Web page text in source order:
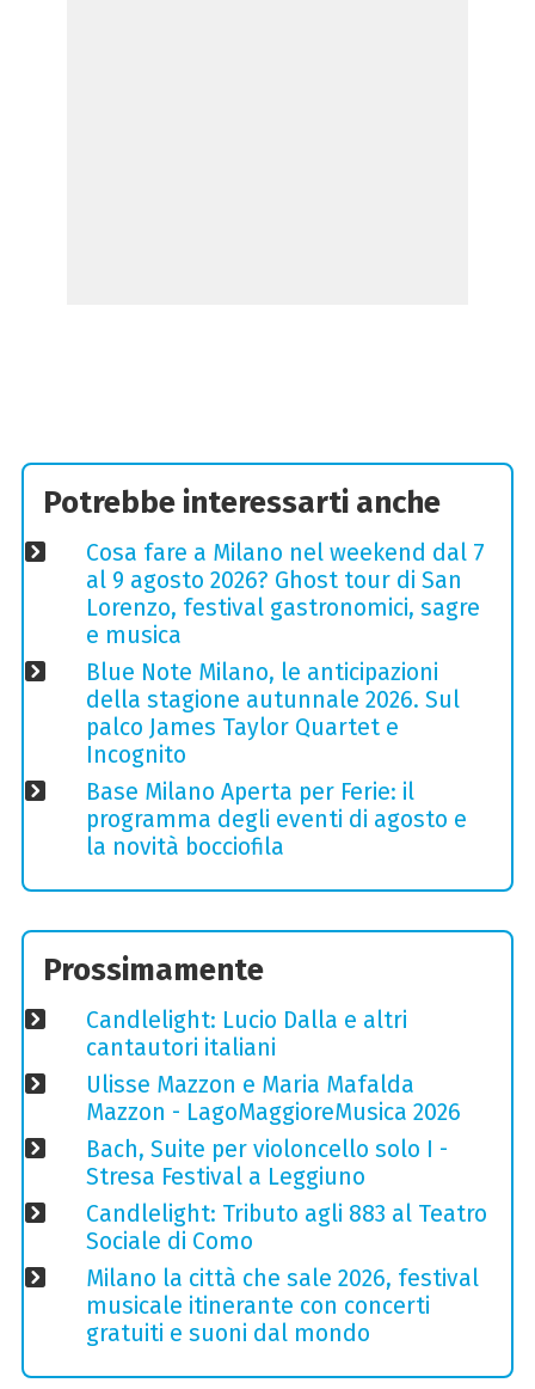
Potrebbe interessarti anche
Cosa fare a Milano nel weekend dal 7
al 9 agosto 2026? Ghost tour di San
Lorenzo, festival gastronomici, sagre
e musica
Blue Note Milano, le anticipazioni
della stagione autunnale 2026. Sul
palco James Taylor Quartet e
Incognito
Base Milano Aperta per Ferie: il
programma degli eventi di agosto e
la novità bocciofila
Prossimamente
Candlelight: Lucio Dalla e altri
cantautori italiani
Ulisse Mazzon e Maria Mafalda
Mazzon - LagoMaggioreMusica 2026
Bach, Suite per violoncello solo I -
Stresa Festival a Leggiuno
Candlelight: Tributo agli 883 al Teatro
Sociale di Como
Milano la città che sale 2026, festival
musicale itinerante con concerti
gratuiti e suoni dal mondo